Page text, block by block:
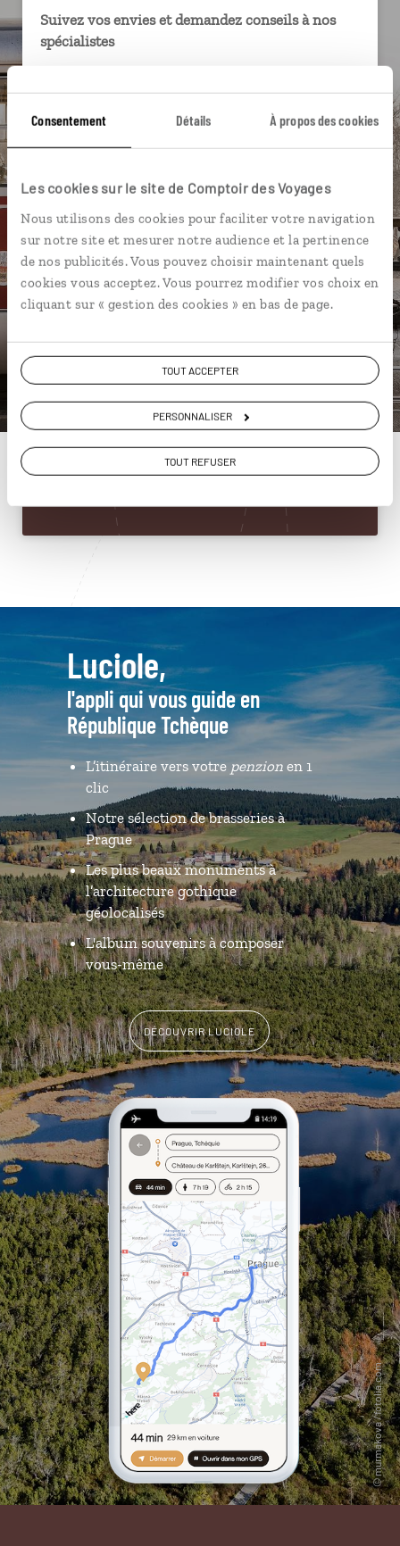
Consentement Détails À propos des cookies
Les cookies sur le site de Comptoir des Voyages
Nous utilisons des cookies pour faciliter votre navigation
sur notre site et mesurer notre audience et la pertinence
de nos publicités. Vous pouvez choisir maintenant quels
cookies vous acceptez. Vous pourrez modifier vos choix en
cliquant sur « gestion des cookies » en bas de page.
TOUT ACCEPTER
PERSONNALISER
TOUT REFUSER
Suivez vos envies et demandez conseils à nos
spécialistes
Échangez en face à face ou depuis nos studios
connectés en agence, mais aussi par email ou
pendant et après votre voyage.
ou
Construisez votre voyage avec un spécialiste
République Tchèque
01 86 95 65 13
Luciole,
l'appli qui vous guide en
République Tchèque
L’itinéraire vers votre penzion en 1
clic
Notre sélection de brasseries à
Prague
Les plus beaux monuments à
l’architecture gothique
géolocalisés
L'album souvenirs à composer
vous-même
DÉCOUVRIR LUCIOLE